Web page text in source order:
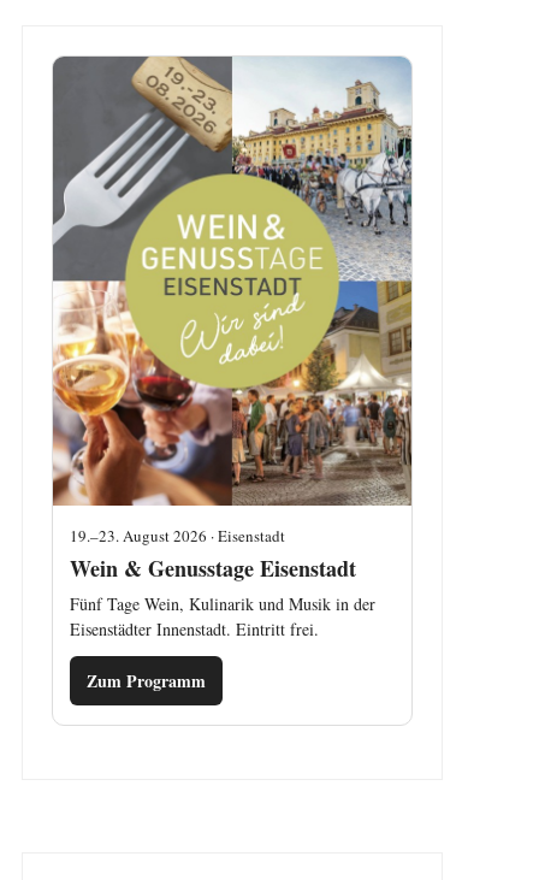
19.–23. August 2026 · Eisenstadt
Wein & Genusstage Eisenstadt
Fünf Tage Wein, Kulinarik und Musik in der
Eisenstädter Innenstadt. Eintritt frei.
Zum Programm